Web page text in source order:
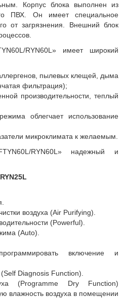
Корпус блока выполнен из
ПВХ. Он имеет специальное
от загрязнения. Внешний блок
RYN60L» имеет широкий
пылевых клещей, дыма
фильтрация);
производительности, теплый
облегчает использование
микроклимата к желаемым.
RYN60L» надежный и
воздуха (Air Purifying).
(Powerful).
(Auto).
включение и
Diagnosis Function).
(Programme Dry Function)
влажность воздуха в помещении